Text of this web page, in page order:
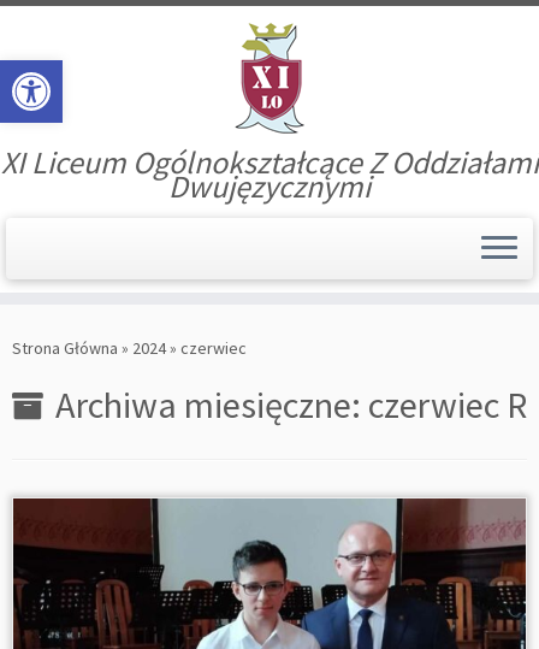
Open toolbar
to
XI Liceum Ogólnokształcące Z Oddziałami
Dwujęzycznymi
Strona Główna » 2024» czerwiec
Archiwa miesięczne: czerwiec R